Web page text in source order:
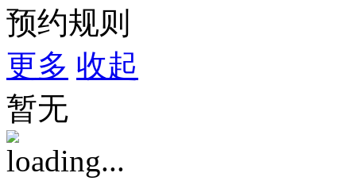
预约规则
更多 收起
暂无